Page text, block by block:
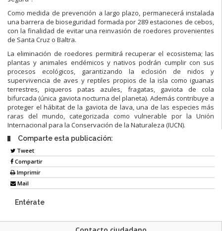
Como medida de prevención a largo plazo, permanecerá instalada
una barrera de bioseguridad formada por 289 estaciones de cebos,
con la finalidad de evitar una reinvasión de roedores provenientes
de Santa Cruz o Baltra.
La eliminación de roedores permitirá recuperar el ecosistema; las
plantas y animales endémicos y nativos podrán cumplir con sus
procesos ecológicos, garantizando la eclosión de nidos y
supervivencia de aves y reptiles propios de la isla como iguanas
terrestres, piqueros patas azules, fragatas, gaviota de cola
bifurcada (única gaviota nocturna del planeta). Además contribuye a
proteger el hábitat de la gaviota de lava, una de las especies más
raras del mundo, categorizada como vulnerable por la Unión
Internacional para la Conservación de la Naturaleza (IUCN).
Comparte esta publicación:
Tweet
Compartir
Imprimir
Mail
Entérate